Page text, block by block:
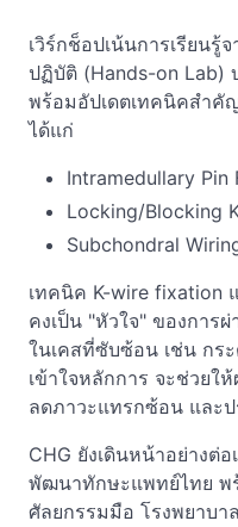
เวิร์กช็อปเน้นการเรียนรู้
ปฏิบัติ (Hands-on Lab)
พร้อมอัปเดตเทคนิคสำคั
ได้แก่
Intramedullary Pin
Locking/Blocking
Subchondral
เทคนิค K-wire fixation
คงเป็น "หัวใจ" ของการ
ในเคสที่ซับซ้อน เช่น กร
เข้าใจหลักการ จะช่วยใ
ลดภาวะแทรกซ้อน และ
CHG ยังเดินหน้าอย่างต่
พัฒนาทักษะแพทย์ไทย พ
ศัลยกรรมมือ โรงพยาบา